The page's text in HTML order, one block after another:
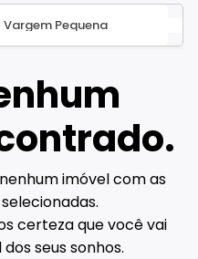
Área
imóvel com as
certeza que você vai
seus sonhos.